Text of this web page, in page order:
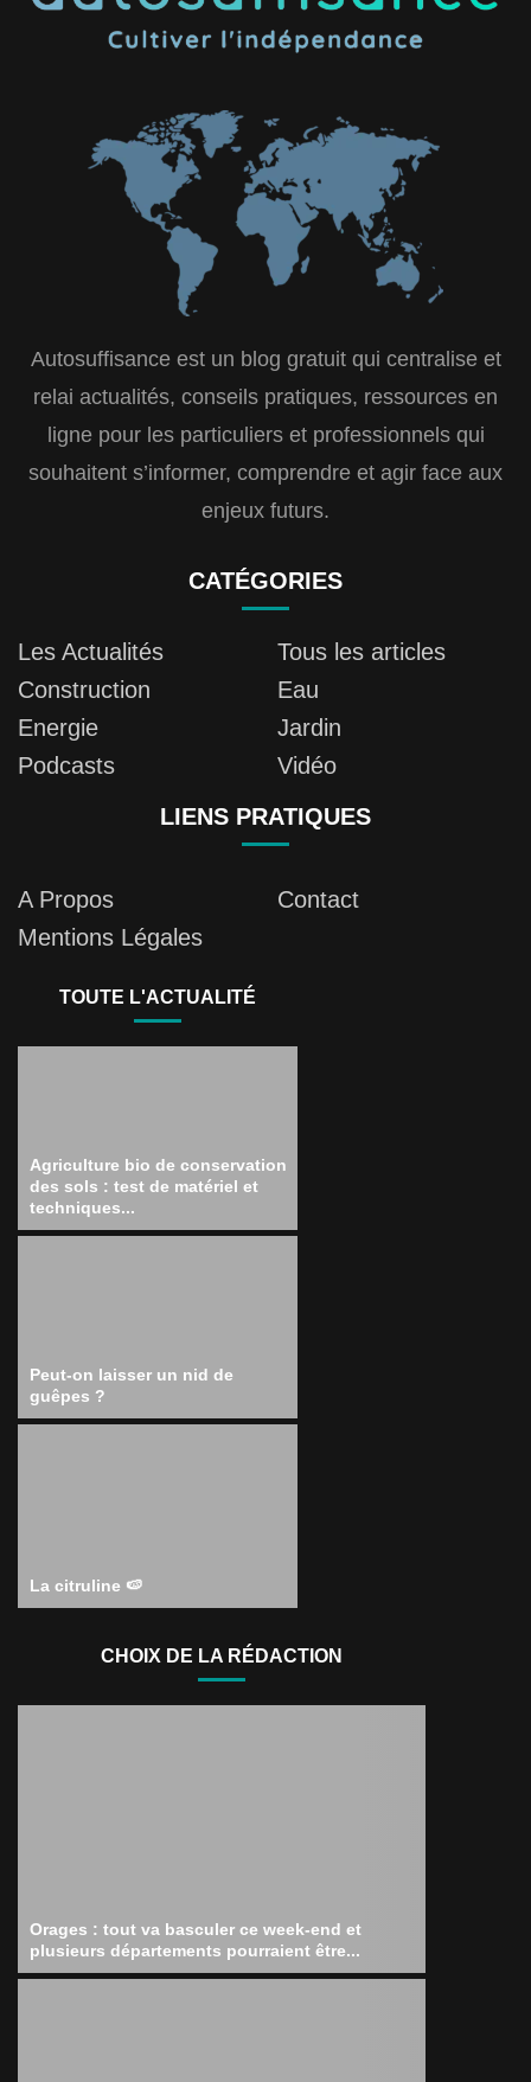
Autosuffisance est un blog gratuit qui centralise et
relai actualités, conseils pratiques, ressources en
ligne pour les particuliers et professionnels qui
souhaitent s’informer, comprendre et agir face aux
enjeux futurs.
CATÉGORIES
Les Actualités
Tous les articles
Construction
Eau
Energie
Jardin
Podcasts
Vidéo
LIENS PRATIQUES
A Propos
Contact
Mentions Légales
TOUTE L'ACTUALITÉ
Agriculture bio de conservation
des sols : test de matériel et
techniques...
Peut-on laisser un nid de
guêpes ?
La citruline 🍉
CHOIX DE LA RÉDACTION
Orages : tout va basculer ce week-end et
plusieurs départements pourraient être...